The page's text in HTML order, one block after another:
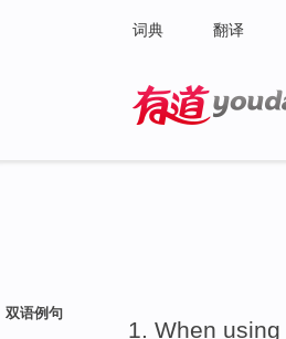
词典 翻译
双语例句
When using